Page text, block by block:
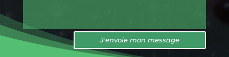
J'envoie mon message